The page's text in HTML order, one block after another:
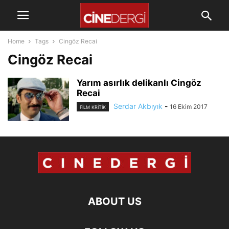
Home Tags Cingöz Recai
Cingöz Recai
Yarım asırlık delikanlı Cingöz
Recai
FILM KRITIK Serdar Akbıyık - 16 Ekim 2017
ABOUT US